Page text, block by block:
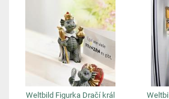
Weltbild Figurka Dračí král